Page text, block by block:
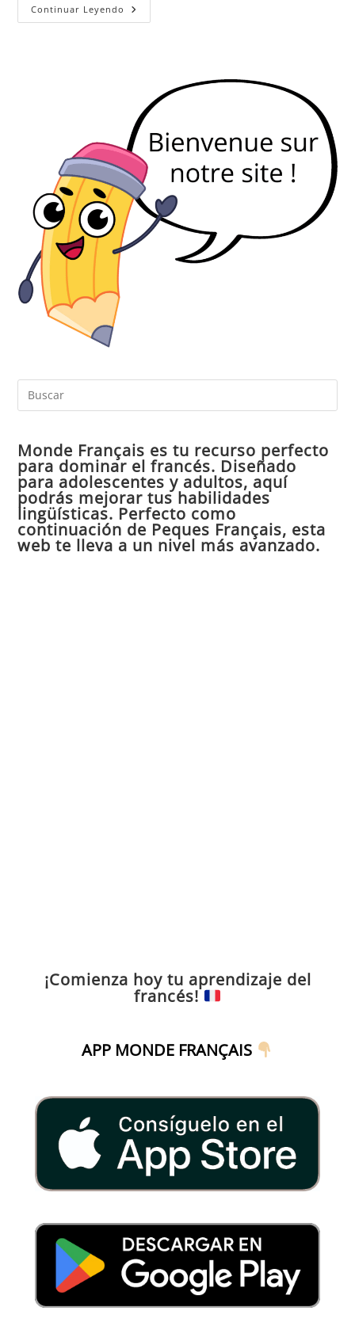
Continuar Leyendo Segundo
Grupo
Monde Français es tu recurso perfecto
para dominar el francés. Diseñado
para adolescentes y adultos, aquí
podrás mejorar tus habilidades
lingüísticas. Perfecto como
continuación de Peques Français, esta
web te lleva a un nivel más avanzado.
¡Comienza hoy tu aprendizaje del
francés!
APP MONDE FRANÇAIS